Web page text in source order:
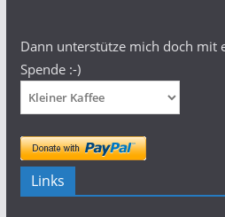
Dann unterstütze mich doch mit
Spende :-)
Links